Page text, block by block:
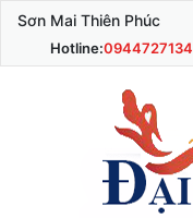
Sơn Mai Thiên Phúc
Hotline:0944727134